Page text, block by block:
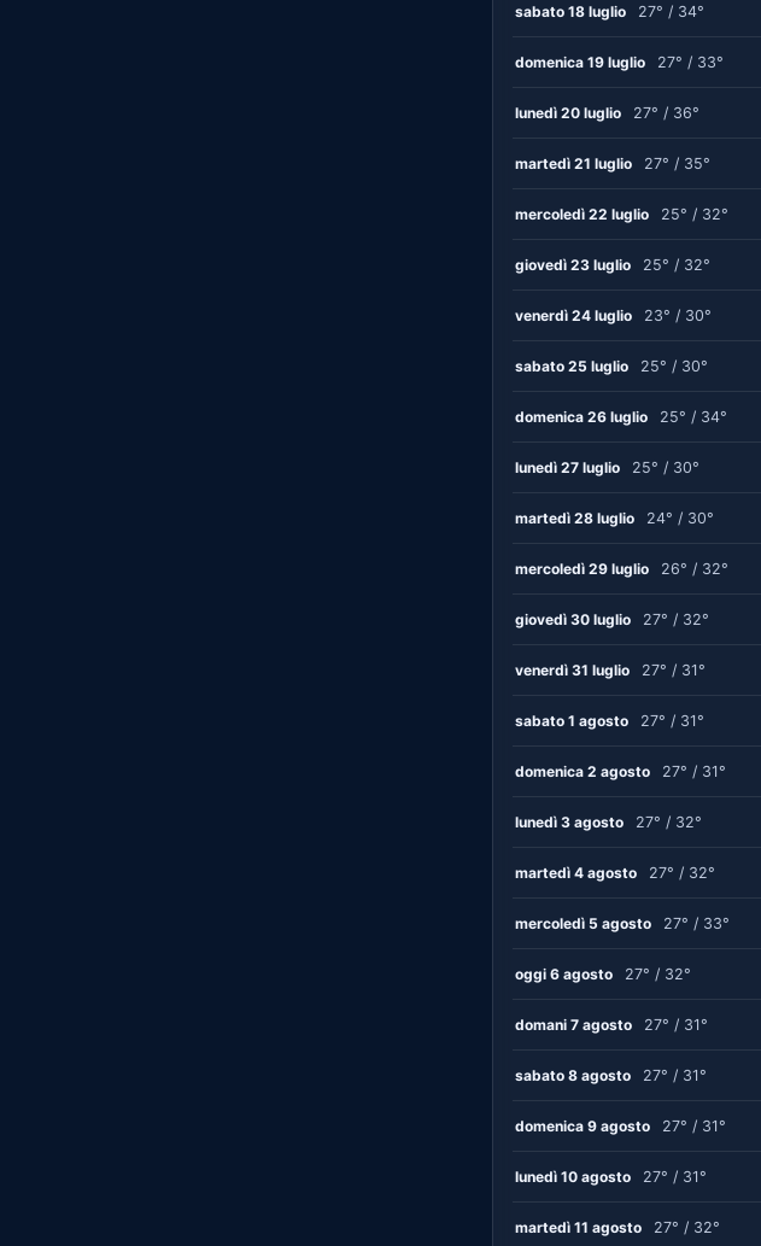
sabato 18 luglio 27° / 34°
domenica 19 luglio 27° / 33°
lunedì 20 luglio 27° / 36°
martedì 21 luglio 27° / 35°
mercoledì 22 luglio 25° / 32°
giovedì 23 luglio 25° / 32°
venerdì 24 luglio 23° / 30°
sabato 25 luglio 25° / 30°
domenica 26 luglio 25° / 34°
lunedì 27 luglio 25° / 30°
martedì 28 luglio 24° / 30°
mercoledì 29 luglio 26° / 32°
giovedì 30 luglio 27° / 32°
venerdì 31 luglio 27° / 31°
sabato 1 agosto 27° / 31°
domenica 2 agosto 27° / 31°
lunedì 3 agosto 27° / 32°
martedì 4 agosto 27° / 32°
mercoledì 5 agosto 27° / 33°
oggi 6 agosto 27° / 32°
domani 7 agosto 27° / 31°
sabato 8 agosto 27° / 31°
domenica 9 agosto 27° / 31°
lunedì 10 agosto 27° / 31°
martedì 11 agosto 27° / 32°